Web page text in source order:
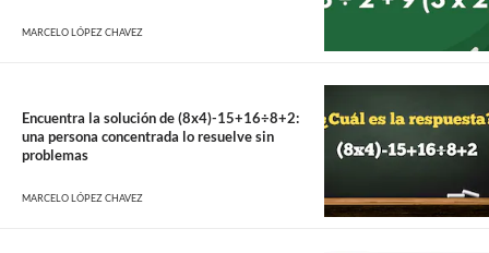
MARCELO LÓPEZ CHAVEZ
Encuentra la solución de (8x4)-15+16÷8+2:
una persona concentrada lo resuelve sin
problemas
MARCELO LÓPEZ CHAVEZ